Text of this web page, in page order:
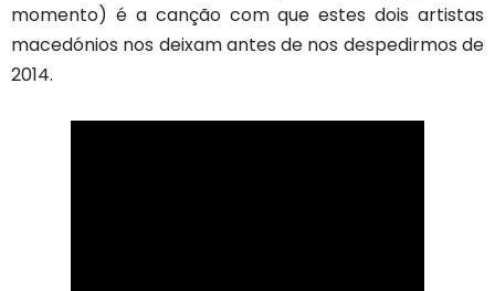
momento) é a canção com que estes dois artistas
macedónios nos deixam antes de nos despedirmos de
2014.